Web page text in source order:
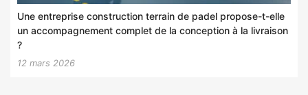
Une entreprise construction terrain de padel propose-t-elle
un accompagnement complet de la conception à la livraison
?
12 mars 2026